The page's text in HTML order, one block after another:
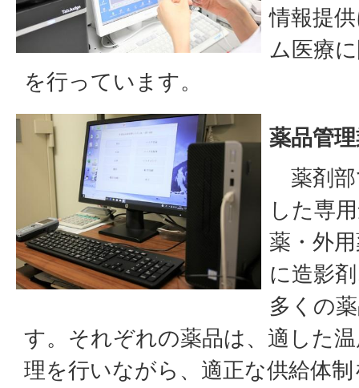
情報提
ム医療
を行っています。
薬品管
薬剤部
した専
薬・外
に造影
多くの
す。それぞれの薬品は、適した
理を行いながら、適正な供給体